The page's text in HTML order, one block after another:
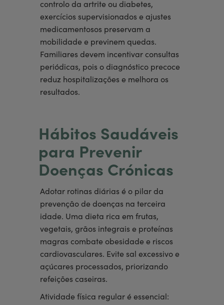
controlo da artrite ou diabetes,
exercícios supervisionados e ajustes
medicamentosos preservam a
mobilidade e previnem quedas.
Familiares devem incentivar consultas
periódicas, pois o diagnóstico precoce
reduz hospitalizações e melhora os
resultados.
Hábitos Saudáveis
para Prevenir
Doenças Crónicas
Adotar rotinas diárias é o pilar da
prevenção de doenças na terceira
idade. Uma dieta rica em frutas,
vegetais, grãos integrais e proteínas
magras combate obesidade e riscos
cardiovasculares. Evite sal excessivo e
açúcares processados, priorizando
refeições caseiras.
Atividade física regular é essencial: